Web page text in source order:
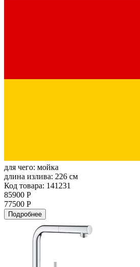
для чего: мойка
длина излива: 226 см
Код товара: 141231
85900 Р
77500 Р
Подробнее